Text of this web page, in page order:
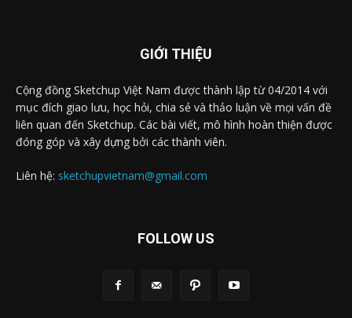
GIỚI THIỆU
Cộng đồng Sketchup Việt Nam được thành lập từ 04/2014 với
mục đích giao lưu, học hỏi, chia sẻ và thảo luận về mọi vấn đề
liên quan đến Sketchup. Các bài viết, mô hình hoàn thiện được
đóng góp và xây dựng bởi các thành viên.
Liên hệ: sketchupvietnam@gmail.com
FOLLOW US